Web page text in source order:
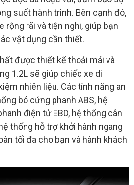
suốt hành trình. Bên cạnh đó,
rộng rãi và tiện nghi, giúp bạn
vật dụng cần thiết.
được thiết kế thoải mái và
1.2L sẽ giúp chiếc xe di
nhiên liệu. Các tính năng an
bó cứng phanh ABS, hệ
điện tử EBD, hệ thống cân
thống hỗ trợ khởi hành ngang
tối đa cho bạn và hành khách